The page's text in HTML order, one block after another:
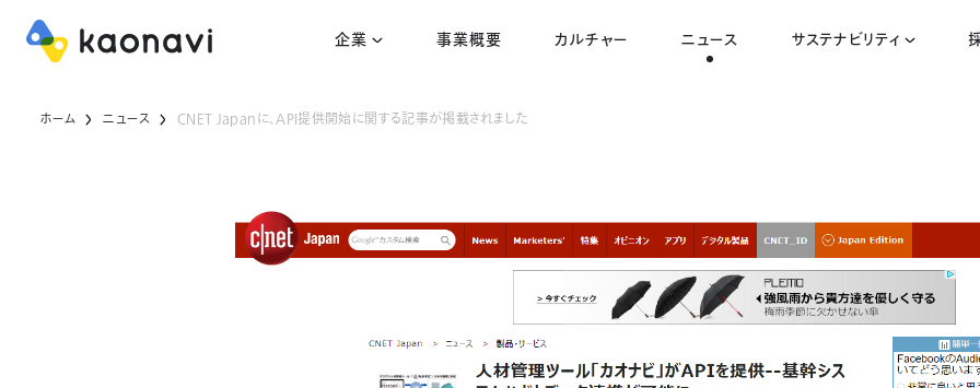
企業 事業概要 カルチャー ニュース サステナビリティ
ホーム ニュース CNET Japanに、API提供開始に関する記事が掲載されました